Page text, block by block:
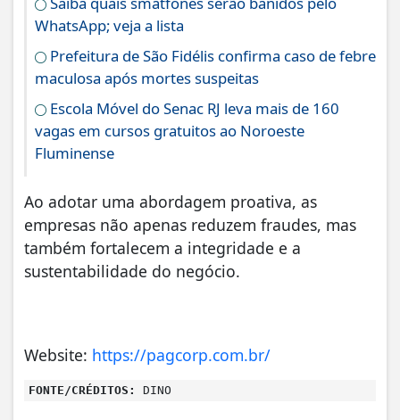
WhatsApp; veja a lista
Prefeitura de São Fidélis confirma caso de febre
maculosa após mortes suspeitas
Escola Móvel do Senac RJ leva mais de 160
vagas em cursos gratuitos ao Noroeste
Fluminense
Ao adotar uma abordagem proativa, as
empresas não apenas reduzem fraudes, mas
também fortalecem a integridade e a
sustentabilidade do negócio.
Website: https://pagcorp.com.br/
FONTE/CRÉDITOS: DINO